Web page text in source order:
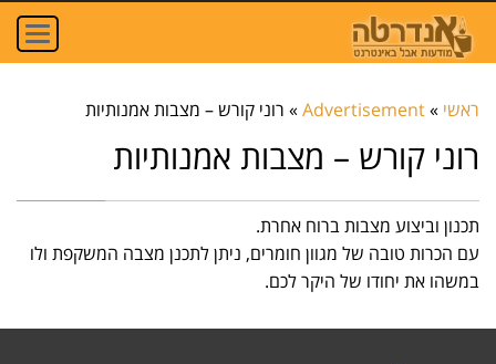
ראשי »
Advertisement
» רוני קורש – מצבות אמנותיות
רוני קורש – מצבות אמנותיות
תכנון וביצוע מצבות ברוח אחרת.
עם הכרות טובה של מגוון חומרים, ניתן לתכנן מצבה המשקפת ולו
במשהו את יחודו של היקר לכם.